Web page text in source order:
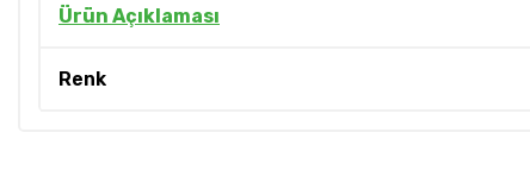
Ürün Açıklaması
Renk